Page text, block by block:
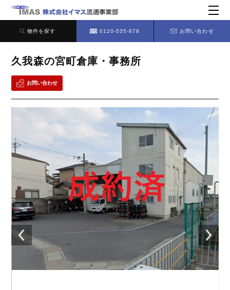
物件を探す 0120-535-878 お問い合わせ
久我森の宮町倉庫・事務所
お問い合わせ